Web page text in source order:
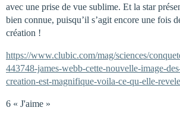
avec une prise de vue sublime. Et la star
bien connue, puisqu’il s’agit encore une fois
création !
https://www.clubic.com/mag/sciences/
443748-james-webb-cette-nouvelle-image-
creation-est-magnifique-voila-ce-qu-elle-
6 « J'aime »